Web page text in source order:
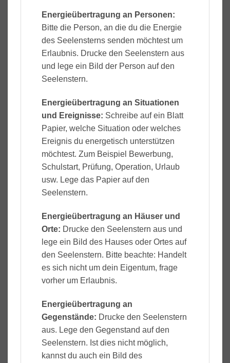
Energieübertragung an Personen:
Bitte die Person, an die du die Energie
des Seelensterns senden möchtest um
Erlaubnis. Drucke den Seelenstern aus
und lege ein Bild der Person auf den
Seelenstern.
Energieübertragung an Situationen
und Ereignisse: Schreibe auf ein Blatt
Papier, welche Situation oder welches
Ereignis du energetisch unterstützen
möchtest. Zum Beispiel Bewerbung,
Schulstart, Prüfung, Operation, Urlaub
usw. Lege das Papier auf den
Seelenstern.
Energieübertragung an Häuser und
Orte: Drucke den Seelenstern aus und
lege ein Bild des Hauses oder Ortes auf
den Seelenstern. Bitte beachte: Handelt
es sich nicht um dein Eigentum, frage
vorher um Erlaubnis.
Energieübertragung an
Gegenstände: Drucke den Seelenstern
aus. Lege den Gegenstand auf den
Seelenstern. Ist dies nicht möglich,
kannst du auch ein Bild des